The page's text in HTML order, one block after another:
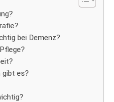
bei Demenz?
gibt es?